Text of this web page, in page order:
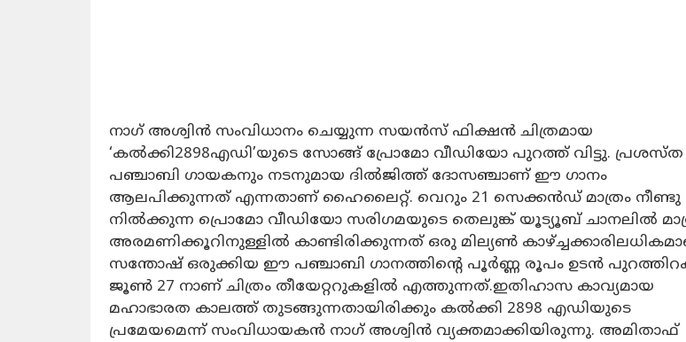
നാഗ് അശ്വിൻ സംവിധാനം ചെയ്യുന്ന സയൻസ് ഫിക്ഷൻ ചിത്രമായ
‘കൽക്കി2898എഡി’യുടെ സോങ്ങ് പ്രോമോ വീഡിയോ പുറത്ത് വിട്ടു. പ്രശസ്ത
പഞ്ചാബി ഗായകനും നടനുമായ ദിൽജിത്ത് ദോസഞ്ചാണ് ഈ ഗാനം
ആലപിക്കുന്നത് എന്നതാണ് ഹൈലൈറ്റ്. വെറും 21 സെക്കൻഡ് മാത്രം നീണ്ടു
നിൽക്കുന്ന പ്രൊമോ വീഡിയോ സരിഗമയുടെ തെലുങ്ക് യൂട്യൂബ് ചാനലിൽ
അരമണിക്കൂറിനുള്ളിൽ കാണ്ടിരിക്കുന്നത് ഒരു മില്യൺ
സന്തോഷ്‌ ഒരുക്കിയ ഈ പഞ്ചാബി ഗാനത്തിന്‍റെ പൂര്‍ണ്ണ രൂപം ഉടന്‍
ജൂണ്‍ 27 നാണ് ചിത്രം തീയേറ്ററുകളില്‍ എത്തുന്നത്.ഇതിഹാസ കാവ്യമായ
മഹാഭാരത കാലത്ത് തുടങ്ങുന്നതായിരിക്കും കല്‍ക്കി 2898 എഡിയുടെ
പ്രമേയമെന്ന് സംവിധായകൻ നാഗ് അശ്വിൻ വ്യക്തമാക്കിയിരുന്നു. അമിതാഫ്